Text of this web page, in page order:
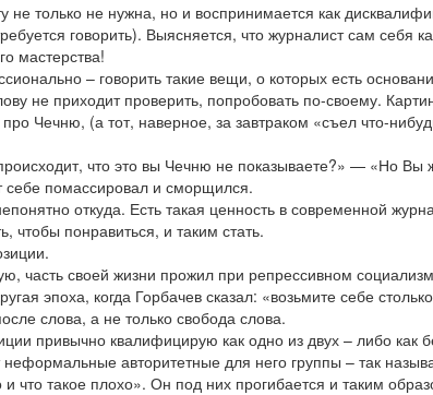
только не нужна, но и воспринимается как
говорить). Выясняется, что журналист сам себя
мастерства!
– говорить такие вещи, о которых есть
не приходит проверить, попробовать по-своему.
Чечню, (а тот, наверное, за завтраком «съел что-
что это вы Чечню не показываете?» — «Но
себе помассировал и сморщился.
откуда. Есть такая ценность в современной
чтобы понравиться, и таким стать.
часть своей жизни прожил при репрессивном
эпоха, когда Горбачев сказал: «возьмите себе
слова, а не только свобода слова.
привычно квалифицирую как одно из двух – либо как
авторитетные для него группы – так
такое плохо». Он под них прогибается и таким